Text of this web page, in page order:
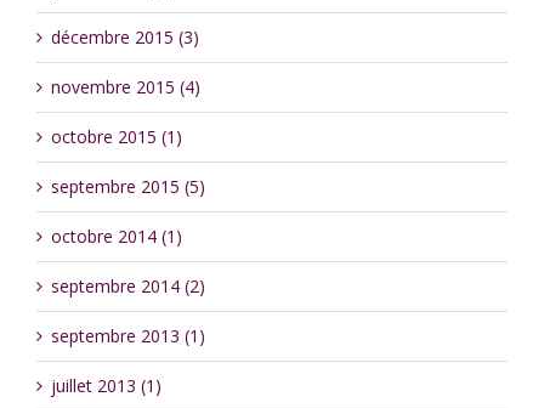
décembre 2015 (3)
novembre 2015 (4)
octobre 2015 (1)
septembre 2015 (5)
octobre 2014 (1)
septembre 2014 (2)
septembre 2013 (1)
juillet 2013 (1)